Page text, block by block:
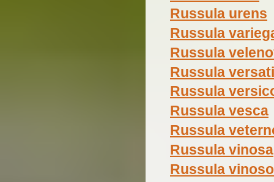
Russula urens
Russula
Russula
Russula
Russula
Russula vesca
Russula
Russula vinosa
Russula